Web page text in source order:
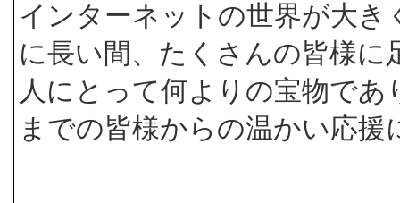
インターネットの世界が大
に長い間、たくさんの皆様
人にとって何よりの宝物で
までの皆様からの温かい応